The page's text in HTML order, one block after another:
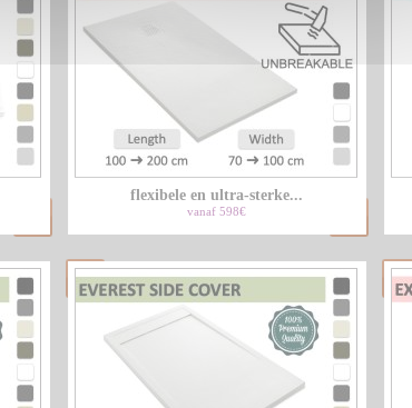
flexibele en ultra-sterke...
vanaf 598€